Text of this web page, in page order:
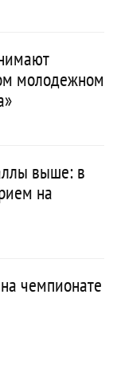
молодежном
выше: в
на
чемпионате